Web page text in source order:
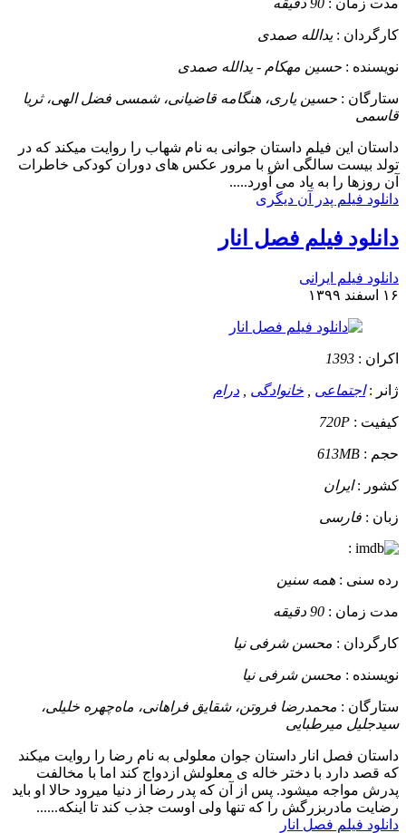
کارگردان :یدالله صمدی
نویسنده : حسین مهکام - یدالله صمدی
ستارگان : حسین یاری، هنگامه قاضیانی، شمسی فضل الهی، ثریا
قاسمی
داستان این فیلم داستان جوانی به نام شهاب را روایت میکند که در
تولد بیست سالگی اش با مرور عکس های دوران کودکی خاطرات
آن روزها را به یاد می آورد.....
دانلود فیلم پدر آن دیگری
دانلود فیلم فصل انار
دانلود فیلم ایرانی
۱۶ اسفند ۱۳۹۹
اکران : 1393
ژانر :اجتماعی خانوادگی درام
کیفیت : 720P
حجم : 613MB
کشور :ایران
زبان : فارسی
:
رده سنی : همه سنین
مدت زمان : 90 دقیقه
کارگردان : محسن شرفی نیا
نویسنده : محسن شرفی نیا
ستارگان : محمدرضا فروتن، شقایق فراهانی، ماه‌چهره خلیلی،
سیدجلیل میرطبایی
داستان فصل انار داستان جوان معلولی به نام رضا را روایت میکند
که قصد دارد با دختر خاله ی معلولش ازدواج کند اما با مخالفت
پدرش مواجه میشود. پس از آن که پدر رضا از دنیا میرود حالا او باید
رضایت مادربزرگش را که تنها ولی اوست جذب کند تا اینکه......
دانلود فیلم فصل انار